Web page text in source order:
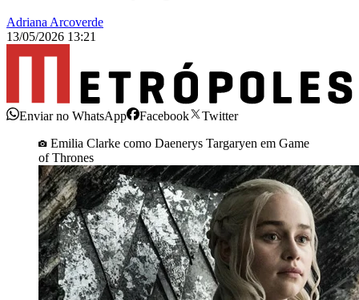
Adriana Arcoverde
13/05/2026 13:21
Enviar no WhatsApp Facebook
Twitter
Emilia Clarke como Daenerys Targaryen em Game
of Thrones